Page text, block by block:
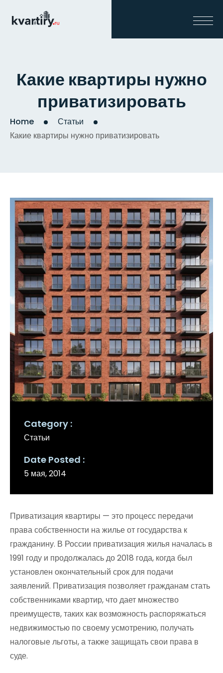
Какие квартиры нужно
приватизировать
Home
Статьи
Какие квартиры нужно приватизировать
Category
Статьи
Date Posted
5 мая, 2014
Приватизация квартиры — это процесс передачи
права собственности на жилье от государства к
гражданину. В России приватизация жилья началась в
1991 году и продолжалась до 2018 года, когда был
установлен окончательный срок для подачи
заявлений. Приватизация позволяет гражданам стать
собственниками квартир, что дает множество
преимуществ, таких как возможность распоряжаться
недвижимостью по своему усмотрению, получать
налоговые льготы, а также защищать свои права в
суде.